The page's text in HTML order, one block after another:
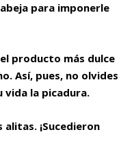
para imponerle
producto más dulce
Así, pues, no olvides
vida la picadura.
¡Sucedieron